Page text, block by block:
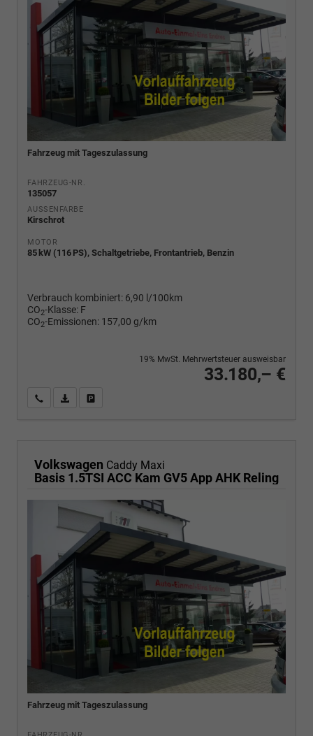
Fahrzeug mit Tageszulassung
FAHRZEUG-NR.
135057
AUSSENFARBE
Kirschrot
MOTOR
85 kW (116 PS), Schaltgetriebe, Frontantrieb, Benzin
Verbrauch kombiniert: 6,90 l/100km
CO2-Klasse: F
CO2-Emissionen: 157,00 g/km
33.180,– €
19% MwSt. Mehrwertsteuer ausweisbar
Wir rufen Sie anPDF-Fahrzeugexposé drucken
Volkswagen Caddy Maxi
Basis 1.5TSI ACC Kam GV5 App AHK Reling
Fahrzeug mit Tageszulassung